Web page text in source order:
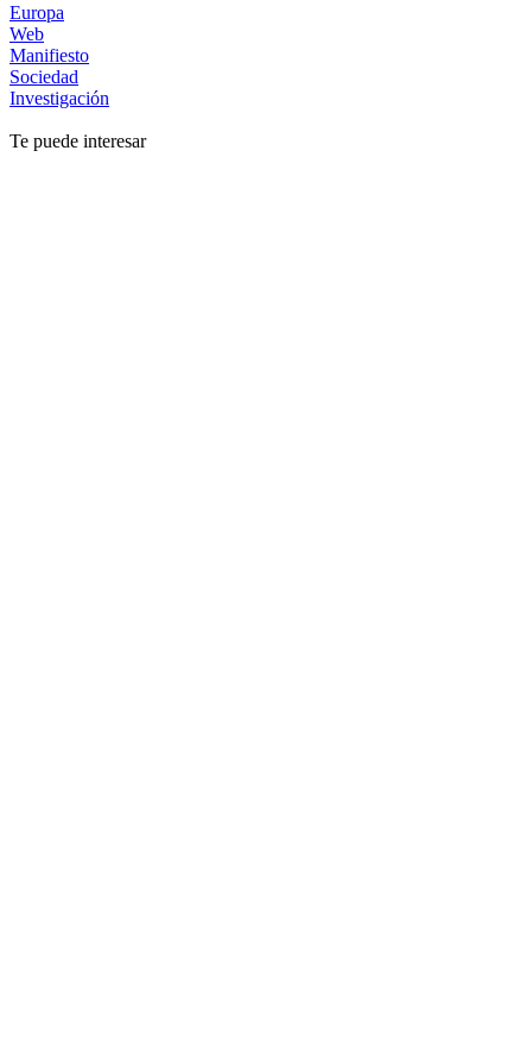
Europa
Web
Manifiesto
Sociedad
Investigación
Te puede interesar